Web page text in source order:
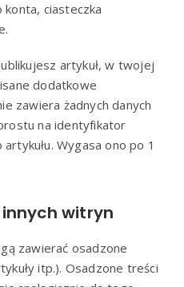
ciasteczka
artykuł, w twojej
dodatkowe
zawiera żadnych danych
na identyfikator
Wygasa ono po 1
witryn
zawierać osadzone
itp.). Osadzone treści